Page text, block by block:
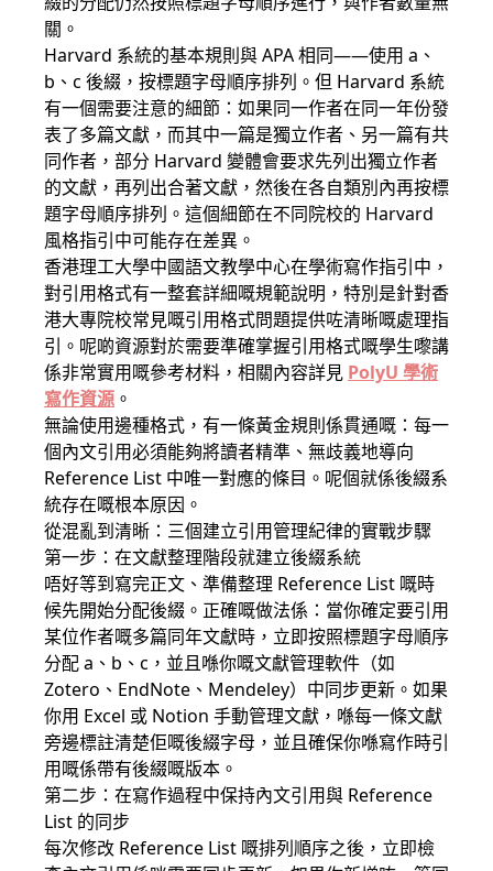
關。
Harvard 系統的基本規則與 APA 相同——使用 a、
b、c 後綴，按標題字母順序排列。但 Harvard 系統
有一個需要注意的細節：如果同一作者在同一年份發
表了多篇文獻，而其中一篇是獨立作者、另一篇有共
同作者，部分 Harvard 變體會要求先列出獨立作者
的文獻，再列出合著文獻，然後在各自類別內再按標
題字母順序排列。這個細節在不同院校的 Harvard
風格指引中可能存在差異。
香港理工大學中國語文教學中心在學術寫作指引中，
對引用格式有一整套詳細嘅規範說明，特別是針對香
港大專院校常見嘅引用格式問題提供咗清晰嘅處理指
引。呢啲資源對於需要準確掌握引用格式嘅學生嚟講
係非常實用嘅參考材料，相關內容詳見 PolyU 學術
寫作資源 。
無論使用邊種格式，有一條黃金規則係貫通嘅：每一
個內文引用必須能夠將讀者精準、無歧義地導向
Reference List 中唯一對應的條目。呢個就係後綴系
統存在嘅根本原因。
從混亂到清晰：三個建立引用管理紀律的實戰步驟
第一步：在文獻整理階段就建立後綴系統
唔好等到寫完正文、準備整理 Reference List 嘅時
候先開始分配後綴。正確嘅做法係：當你確定要引用
某位作者嘅多篇同年文獻時，立即按照標題字母順序
分配 a、b、c，並且喺你嘅文獻管理軟件（如
Zotero、EndNote、Mendeley）中同步更新。如果
你用 Excel 或 Notion 手動管理文獻，喺每一條文獻
旁邊標註清楚佢嘅後綴字母，並且確保你喺寫作時引
用嘅係帶有後綴嘅版本。
第二步：在寫作過程中保持內文引用與 Reference
List 的同步
每次修改 Reference List 嘅排列順序之後，立即檢